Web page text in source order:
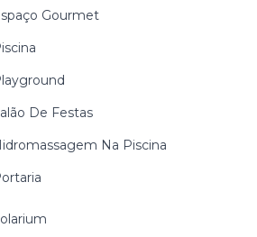
Gourmet
De Festas
Na Piscina